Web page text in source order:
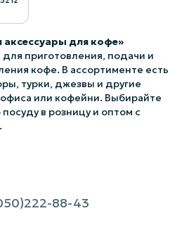
аксессуары для кофе»
приготовления, подачи и
кофе. В ассортименте есть
турки, джезвы и другие
или кофейни. Выбирайте
в розницу и оптом с
88-43